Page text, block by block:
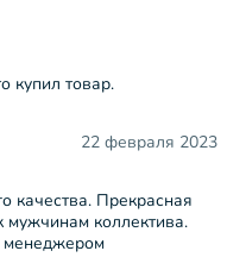
купил товар.
22 февраля 2023
качества. Прекрасная
мужчинам коллектива.
менеджером